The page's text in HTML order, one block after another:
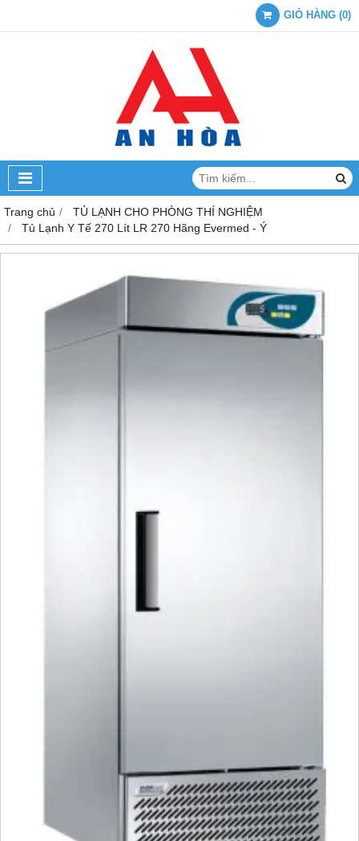
GIỎ HÀNG (0)
Trang chủ
TỦ LẠNH CHO PHÒNG THÍ NGHIỆM
Tủ Lạnh Y Tế 270 Lít LR 270 Hãng Evermed - Ý